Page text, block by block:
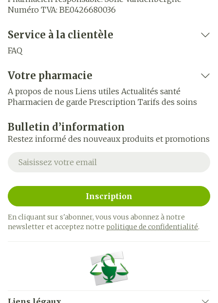
Numéro TVA: BE0426680036
Service à la clientèle
FAQ
Votre pharmacie
A propos de nous Liens utiles Actualités santé
Pharmacien de garde Prescription Tarifs des soins
Bulletin d’information
Restez informé des nouveaux produits et promotions
Adresse mail
Inscription
En cliquant sur s'abonner, vous vous abonnez à notre
newsletter et acceptez notre politique de confidentialité.